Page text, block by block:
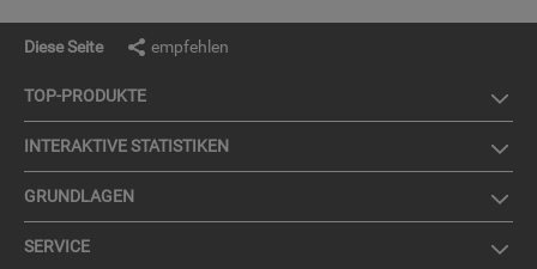
Diese Seite empfehlen
TOP-PRO­DUK­TE
IN­TER­AK­TI­VE STA­TIS­TI­KEN
GRUND­LA­GEN
SER­VICE